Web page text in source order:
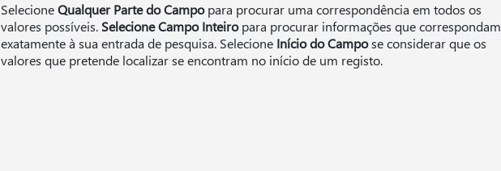
SelecioneQualquer Parte do Campopara procurar uma correspondência em todos os
valores possíveis. Selecione Campo Inteiropara procurar informações que correspondam
exatamente à sua entrada de pesquisa. Selecione Início do Campose considerar que os
valores que pretende localizar se encontram no início de um registo.